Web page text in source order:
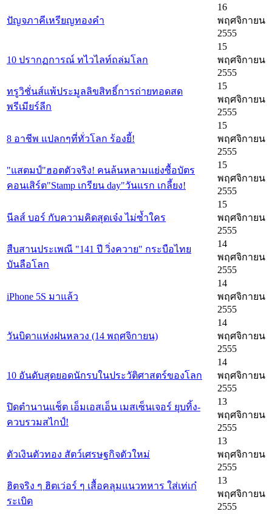
ปัญจภาคีเหรียญทองคำ
16
พฤศจิกายน
2555
10 ปรากฏการณ์ ทไวไลท์ถล่มโลก
15
พฤศจิกายน
2555
ทรูวิชั่นส์แพ้ประมูลลิขสิทธิ์การถ่ายทอดสด
พรีเมียร์ลีก
15
พฤศจิกายน
2555
8 อาชีพ แปลกๆที่ทั่วโลก ร้องยี้!
15
พฤศจิกายน
2555
"แสตมป์"ฮอตตัวจริง! คนล้นหลามแย่งซื้อบัตร
คอนเสิร์ต"Stamp เกรียน day"วันแรก เกลี้ยง!
15
พฤศจิกายน
2555
นีลส์ บอร์ กับความคิดสุดเจ๋ง ไม่ซ้ำใคร
15
พฤศจิกายน
2555
สืบสานประเพณี "141 ปี วิ่งควาย" กระบือไทย
บันลือโลก
14
พฤศจิกายน
2555
iPhone 5S มาแล้ว
14
พฤศจิกายน
2555
วันบิดาแห่งฝนหลวง (14 พฤศจิกายน)
14
พฤศจิกายน
2555
10 อันดับสุดยอดนักรบในประวัติศาสตร์ของโลก
14
พฤศจิกายน
2555
ปิดตำนานแช็ต เอ็มเอสเอ็น เมสเซ็นเจอร์ ยุบทิ้ง-
ควบรวมสไกป์!
13
พฤศจิกายน
2555
ตัวเงินตัวทอง สัตว์เศรษฐกิจตัวใหม่
13
พฤศจิกายน
2555
ฮิตจริง ๆ ฮิตเว่อร์ ๆ เสื้อคลุมแนวทหาร ใส่เท่เก๋
ระเบิด
13
พฤศจิกายน
2555